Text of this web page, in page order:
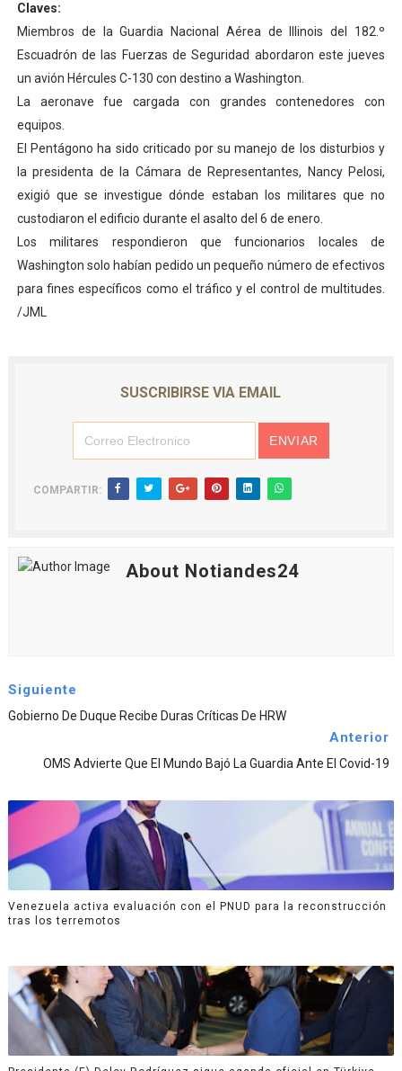
Claves:
Miembros de la Guardia Nacional Aérea de Illinois del 182.º
Escuadrón de las Fuerzas de Seguridad abordaron este jueves
un avión Hércules C-130 con destino a Washington.
La aeronave fue cargada con grandes contenedores con
equipos.
El Pentágono ha sido criticado por su manejo de los disturbios y
la presidenta de la Cámara de Representantes, Nancy Pelosi,
exigió que se investigue dónde estaban los militares que no
custodiaron el edificio durante el asalto del 6 de enero.
Los militares respondieron que funcionarios locales de
Washington solo habían pedido un pequeño número de efectivos
para fines específicos como el tráfico y el control de multitudes.
/JML
SUSCRIBIRSE VIA EMAIL
COMPARTIR:
About Notiandes24
Siguiente
Gobierno De Duque Recibe Duras Críticas De HRW
Anterior
OMS Advierte Que El Mundo Bajó La Guardia Ante El Covid-19
Venezuela activa evaluación con el PNUD para la reconstrucción
tras los terremotos